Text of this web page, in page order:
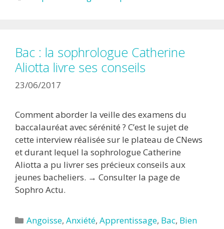
Bac : la sophrologue Catherine
Aliotta livre ses conseils
23/06/2017
Comment aborder la veille des examens du
baccalauréat avec sérénité ? C’est le sujet de
cette interview réalisée sur le plateau de CNews
et durant lequel la sophrologue Catherine
Aliotta a pu livrer ses précieux conseils aux
jeunes bacheliers. → Consulter la page de
Sophro Actu.
Catégories
Angoisse,Anxiété,Apprentissage, Bac, Bien